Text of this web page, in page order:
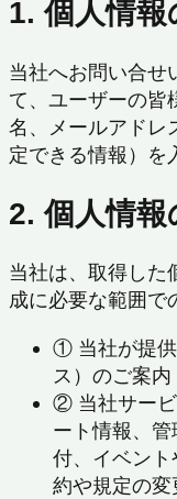
1. 個人情報
当社へお問い合せ
て、ユーザーの皆
名、メールアドレ
定できる情報）を
2. 個人情報
当社は、取得した
成に必要な範囲で
① 当社が提
ス）のご案内
② 当社サー
ート情報、
付、イベン
約や規定の変